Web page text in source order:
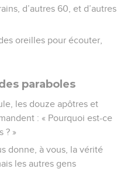
d’autres 60, et d’autres
oreilles pour écouter,
paraboles
les douze apôtres et
: « Pourquoi est-ce
? »
donne, à vous, la vérité
les autres gens